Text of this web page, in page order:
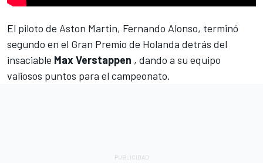
El piloto de Aston Martin, Fernando Alonso, terminó
segundo en el Gran Premio de Holanda detrás del
insaciable Max Verstappen , dando a su equipo
valiosos puntos para el campeonato.